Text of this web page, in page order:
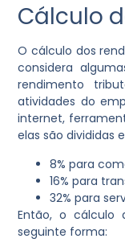
Cálculo
O cálculo dos
considera
rendimento
atividades do
internet,
elas são divididas
8% para
16% para
32% para
Então, o cálculo
seguinte forma: